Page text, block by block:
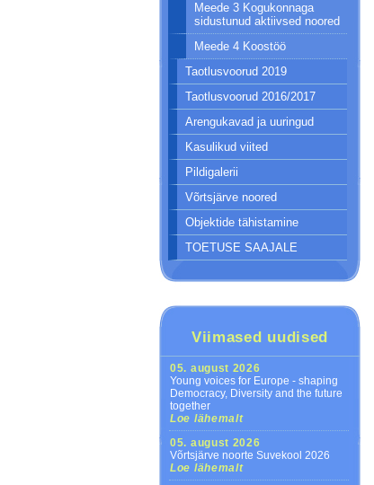
Meede 3 Kogukonnaga
sidustunud aktiivsed noored
Meede 4 Koostöö
Taotlusvoorud 2019
Taotlusvoorud 2016/2017
Arengukavad ja uuringud
Kasulikud viited
Pildigalerii
Võrtsjärve noored
Objektide tähistamine
TOETUSE SAAJALE
Viimased uudised
05. august 2026
Young voices for Europe - shaping
Democracy, Diversity and the future
together
Loe lähemalt
05. august 2026
Võrtsjärve noorte Suvekool 2026
Loe lähemalt